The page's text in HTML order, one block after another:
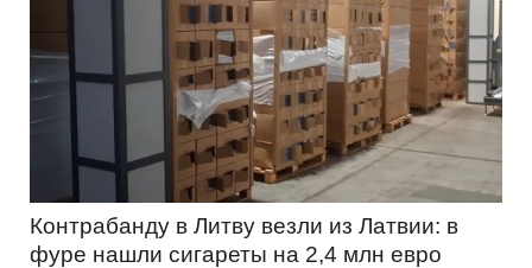
Контрабанду в Литву везли из Латвии: в
фуре нашли сигареты на 2,4 млн евро